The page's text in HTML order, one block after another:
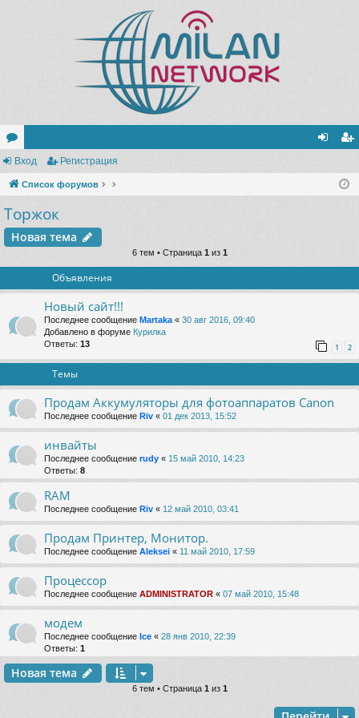
ор
ум
ы
ис
Вход Регистрация
Список форумов
Торжок
Новая тема
6 тем • Страница 1 из 1
Объявления
Новый сайт!!!
Последнее сообщение Martaka « 30 авг 2016, 09:40
Добавлено в форуме Курилка
Ответы: 13 1 2
Темы
Продам Аккумуляторы для фотоаппаратов Canon
Последнее сообщение Riv « 01 дек 2013, 15:52
инвайты
Последнее сообщение rudy « 15 май 2010, 14:23
Ответы: 8
RAM
Последнее сообщение Riv « 12 май 2010, 03:41
Продам Принтер, Монитор.
Последнее сообщение Aleksei « 11 май 2010, 17:59
Процессор
Последнее сообщение ADMINISTRATOR « 07 май 2010, 15:48
модем
Последнее сообщение Ice « 28 янв 2010, 22:39
Ответы: 1
Новая тема
6 тем • Страница 1 из 1